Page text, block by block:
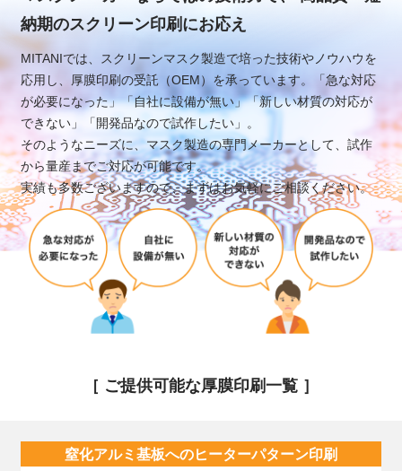
納期のスクリーン印刷にお応え
MITANIでは、スクリーンマスク製造で培った技術やノウハウを
応用し、厚膜印刷の受託（OEM）を承っています。「急な対応
が必要になった」「自社に設備が無い」「新しい材質の対応が
できない」「開発品なので試作したい」。
そのようなニーズに、マスク製造の専門メーカーとして、試作
から量産までご対応が可能です。
実績も多数ございますので、まずはお気軽にご相談ください。
［ ご提供可能な厚膜印刷一覧 ］
窒化アルミ基板へのヒーターパターン印刷